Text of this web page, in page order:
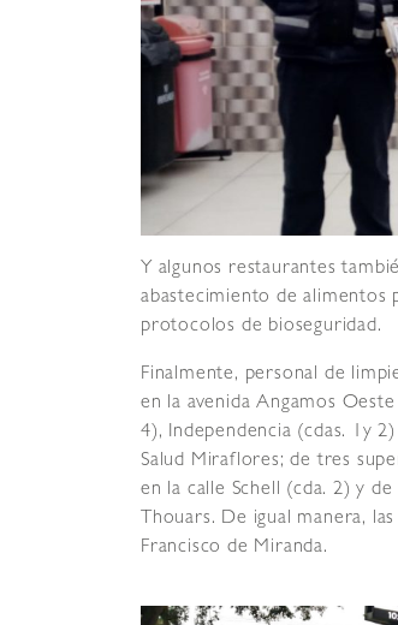
Y algunos restaurantes
abastecimiento de alimentos
protocolos de bioseguridad.
Finalmente, personal de
en la avenida Angamos
4), Independencia (cdas. 1y
Salud Miraflores; de tres
en la calle Schell (cda. 2) y
Thouars. De igual manera,
Francisco de Miranda.